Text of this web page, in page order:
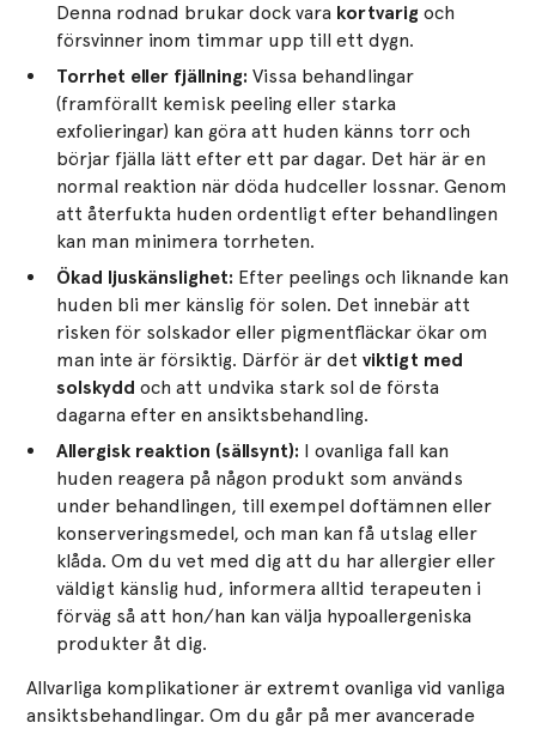
Denna rodnad brukar dock vara kortvarigoch
försvinner inom timmar upp till ett dygn​.
Torrhet eller fjällning: Vissa behandlingar
(framförallt kemisk peeling eller starka
exfolieringar) kan göra att huden känns torr och
börjar fjälla lätt efter ett par dagar. Det här är en
normal reaktion när döda hudceller lossnar​. Genom
att återfukta huden ordentligt efter behandlingen
kan man minimera torrheten.
Ökad ljuskänslighet: Efter peelings och liknande kan
huden bli mer känslig för solen. Det innebär att
risken för solskador eller pigmentfläckar ökar om
man inte är försiktig. Därför är det viktigt med
solskydd och att undvika stark sol de första
dagarna efter en ansiktsbehandling​.
Allergisk reaktion (sällsynt): I ovanliga fall kan
huden reagera på någon produkt som används
under behandlingen, till exempel doftämnen eller
konserveringsmedel, och man kan få utslag eller
klåda. Om du vet med dig att du har allergier eller
väldigt känslig hud, informera alltid terapeuten i
förväg så att hon/han kan välja hypoallergeniska
produkter åt dig.
Allvarliga komplikationer är extremt ovanliga vid vanliga
ansiktsbehandlingar. Om du går på mer avancerade